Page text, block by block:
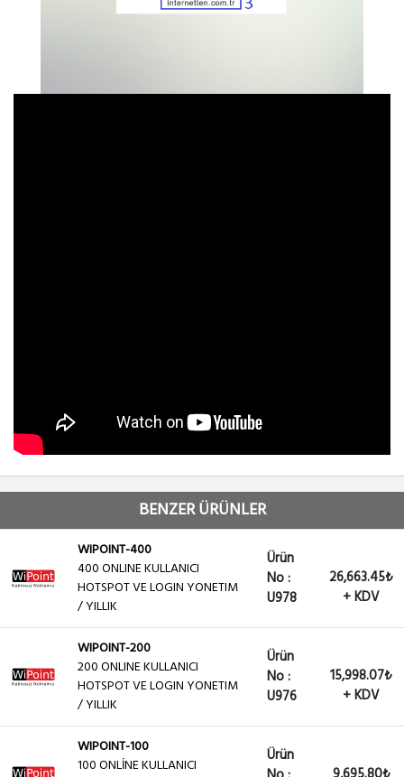
BENZER ÜRÜNLER
WIPOINT-400
400 ONLINE KULLANICI
HOTSPOT VE LOGIN YONETIM
/ YILLIK
Ürün
No :
U978
26,663.45₺
+ KDV
WIPOINT-200
200 ONLINE KULLANICI
HOTSPOT VE LOGIN YONETIM
/ YILLIK
Ürün
No :
U976
15,998.07₺
+ KDV
WIPOINT-100
100 ONLİNE KULLANICI
Ürün